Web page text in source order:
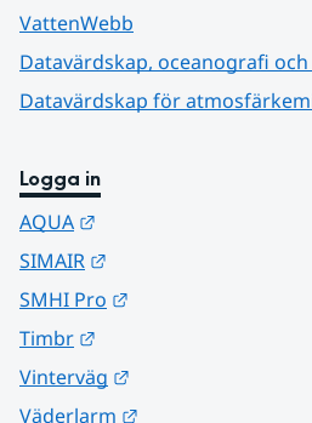
VattenWebb
Datavärdskap, oceanografi
Datavärdskap för
Logga in
AQUA
SIMAIR
SMHI Pro
Timbr
Vinterväg
Väderlarm